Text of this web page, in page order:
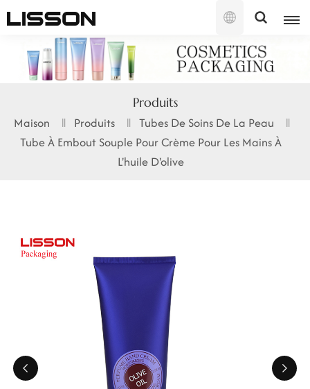
Français
English
français
русский
Tiếng việt
Produits
Maison Produits
Tubes De Soins De La Peau
Tube À Embout Souple Pour Crème Pour Les Mains À
L'huile D'olive